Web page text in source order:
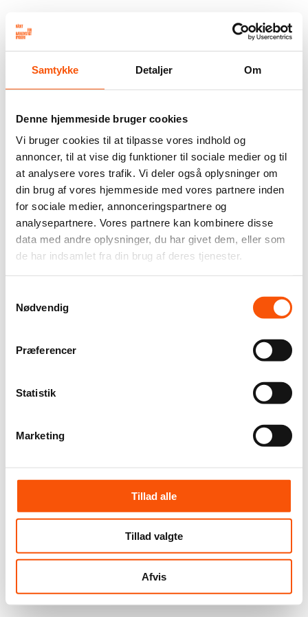
Samtykke Detaljer Om
Denne hjemmeside bruger cookies
Vi bruger cookies til at tilpasse vores indhold og
annoncer, til at vise dig funktioner til sociale medier og til
at analysere vores trafik. Vi deler også oplysninger om
din brug af vores hjemmeside med vores partnere inden
for sociale medier, annonceringspartnere og
analysepartnere. Vores partnere kan kombinere disse
data med andre oplysninger, du har givet dem, eller som
de har indsamlet fra din brug af deres tjenester.
Nødvendig
Præferencer
Statistik
Marketing
Tillad alle
Tillad valgte
Afvis